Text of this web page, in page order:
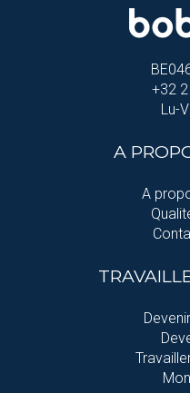
+32
Lu-
A
A